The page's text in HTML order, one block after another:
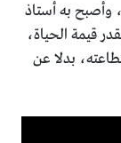
وأصبح به أستاذ
قيمة الحياة،
بدلا عن